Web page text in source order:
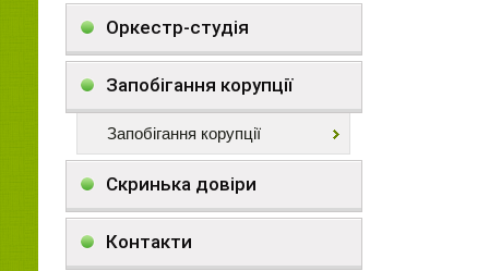
Оркестр-студія
Запобігання корупції
Запобігання корупції
Скринька довіри
Контакти